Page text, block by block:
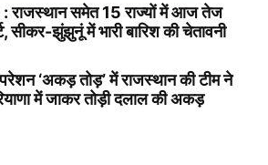
समेत 15 राज्यों में आज तेज
सीकर-झुंझुनूं में भारी बारिश की चेतावनी
‘अकड़ तोड़’ में राजस्थान की टीम ने
में जाकर तोड़ी दलाल की अकड़